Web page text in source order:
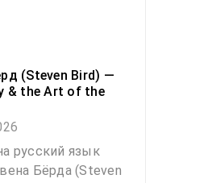
(Steven Bird) —
& the Art of the
русский язык
Бёрда (Steven